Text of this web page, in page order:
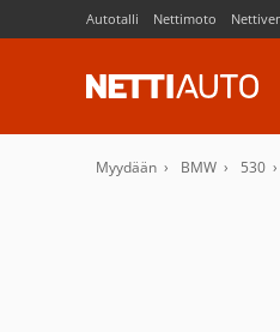
Autotalli Nettimoto
Myydään BMW 530